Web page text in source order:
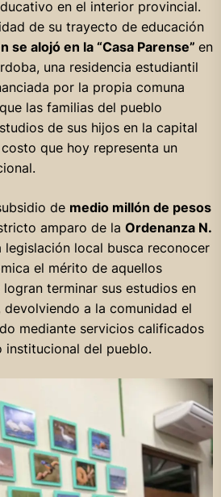
en el interior provincial.
de su trayecto de educación
se alojó en la “Casa Parense” en
una residencia estudiantil
por la propia comuna
las familias del pueblo
de sus hijos en la capital
que hoy representa un
de medio millón de pesos
amparo de la Ordenanza N.
legislación local busca reconocer
el mérito de aquellos
terminar sus estudios en
a la comunidad el
mediante servicios calificados
institucional del pueblo.